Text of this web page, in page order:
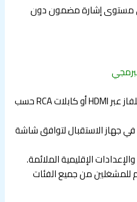
مستوى إشارة مضمون دون
أولاً، يربط الفني جهاز الاستقبال بالتلفاز عبر HDMI أو كابلات RCA حسب
في جهاز الاستقبال لتوافق شاشة
الإقليمية الملائمة.
للمشغلين من جميع الفئات